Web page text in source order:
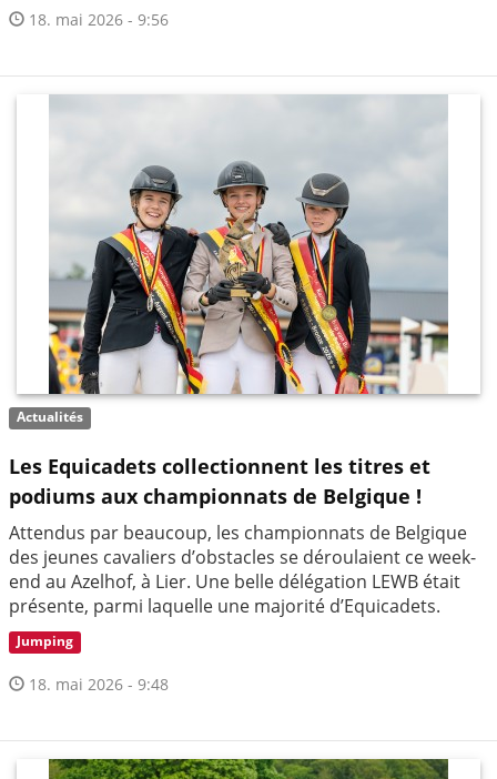
18. mai 2026 - 9:56
Actualités
Les Equicadets collectionnent les titres et
podiums aux championnats de Belgique !
Attendus par beaucoup, les championnats de Belgique
des jeunes cavaliers d’obstacles se déroulaient ce week-
end au Azelhof, à Lier. Une belle délégation LEWB était
présente, parmi laquelle une majorité d’Equicadets.
Jumping
18. mai 2026 - 9:48